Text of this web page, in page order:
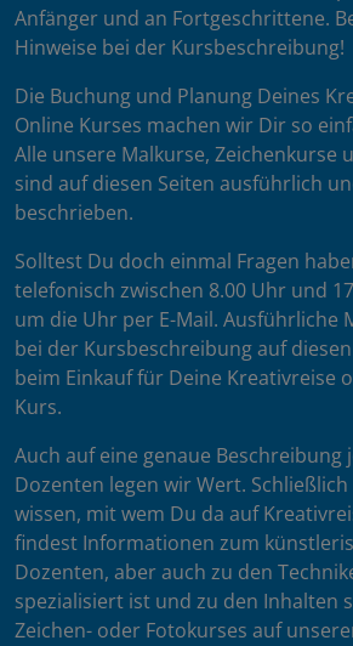
Anfänger und an Fortgeschrittene.
Hinweise bei der Kursbeschreibung!
Die Buchung und Planung Deines
Online Kurses machen wir Dir so
Alle unsere Malkurse, Zeichenkurse
sind auf diesen Seiten ausführlich
beschrieben.
Solltest Du doch einmal Fragen
telefonisch zwischen 8.00 Uhr und
um die Uhr per E-Mail. Ausführliche
bei der Kursbeschreibung auf
beim Einkauf für Deine Kreativreise
Kurs.
Auch auf eine genaue Beschreibung
Dozenten legen wir Wert.
wissen, mit wem Du da auf
findest Informationen zum
Dozenten, aber auch zu den
spezialisiert ist und zu den Inhalten
Zeichen- oder Fotokurses auf